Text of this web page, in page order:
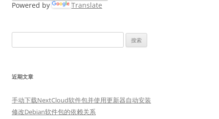
Powered by Translate
索：
近期文章
手动下载NextCloud软件包并使用更新器自动安装
修改Debian软件包的依赖关系